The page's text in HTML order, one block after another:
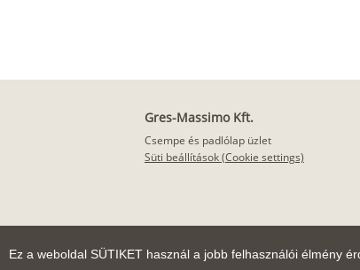
Ez a weboldal SÜTIKET használ a jobb felhasználói élmény
Gres-Massimo Kft.
Csempe és padlólap üzlet
Süti beállítások (Cookie settings)